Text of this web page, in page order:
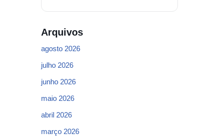
Arquivos
agosto 2026
julho 2026
junho 2026
maio 2026
abril 2026
março 2026